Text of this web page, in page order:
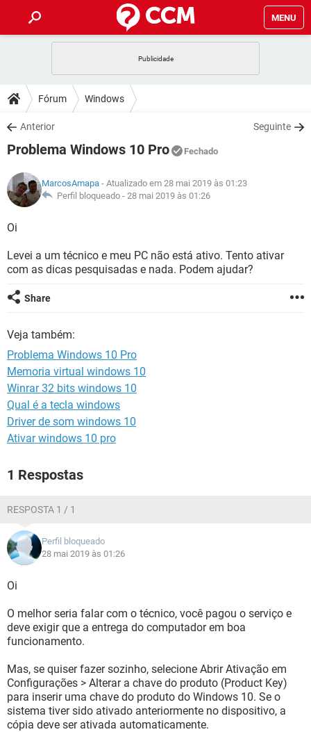
MENU
CELULAR
OUTLOOK
INSTAGRAM GMAIL
GUIA DE COMPRAS
DICAS
JOGOS
INSTAGRAM GMAIL
GUIA DE COMPRAS
DOWNLOADS
JOGOS WHATSAPP
CELULAR
OUTLOOK EXCEL
INSTAGRAM
JOGOS WHATSAPP
CELULAR
OUTLOOK
INSTAGRAM GMAIL
GLOSSÁRIO
JOGOS
OUTLOOK EXCEL
INSTAGRAM
Fórum Windows
Anterior Seguinte
Problema Windows 10 Pro Fechado
MarcosAmapa - Atualizado em 28 mai 2019 às 01:23
Perfil bloqueado - 28 mai 2019 às 01:26
Oi
Levei a um técnico e meu PC não está ativo. Tento ativar
com as dicas pesquisadas e nada. Podem ajudar?
Share
Veja também:
Problema Windows 10 Pro
Memoria virtual windows 10
Winrar 32 bits windows 10
Qual é a tecla windows
Driver de som windows 10
Ativar windows 10 pro
1 Respostas
RESPOSTA 1 / 1
Perfil bloqueado
28 mai 2019 às 01:26
Oi
O melhor seria falar com o técnico, você pagou o serviço e
deve exigir que a entrega do computador em boa
funcionamento.
Mas, se quiser fazer sozinho, selecione Abrir Ativação em
Configurações > Alterar a chave do produto (Product Key)
para inserir uma chave do produto do Windows 10. Se o
sistema tiver sido ativado anteriormente no dispositivo, a
cópia deve ser ativada automaticamente.